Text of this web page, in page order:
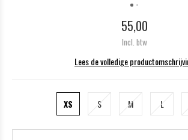
55,00
Incl. btw
Lees de volledige
XS S M L